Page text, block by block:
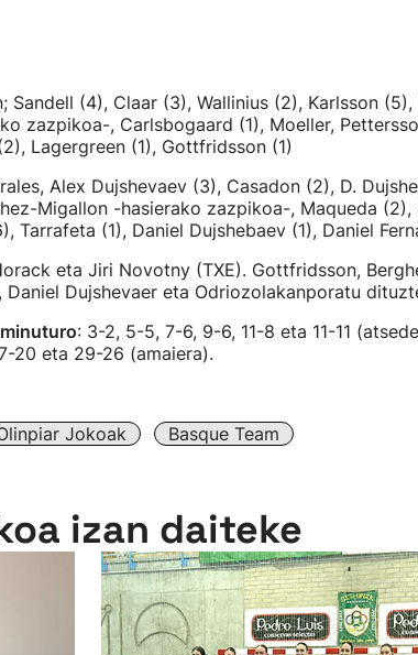
Sandell (4), Claar (3), Wallinius (2), Karlsson
zazpikoa-, Carlsbogaard (1), Moeller,
Lagergreen (1), Gottfridsson (1)
Alex Dujshevaev (3), Casadon (2), D.
Migallon -hasierako zazpikoa-, Maqueda (2),
Tarrafeta (1), Daniel Dujshebaev (1), Daniel
eta Jiri Novotny (TXE). Gottfridsson,
Daniel Dujshevaer eta Odriozolakanporatu
: 3-2, 5-5, 7-6, 9-6, 11-8 eta 11-11
20 eta 29-26 (amaiera).
Jokoak Basque Team
izan daiteke